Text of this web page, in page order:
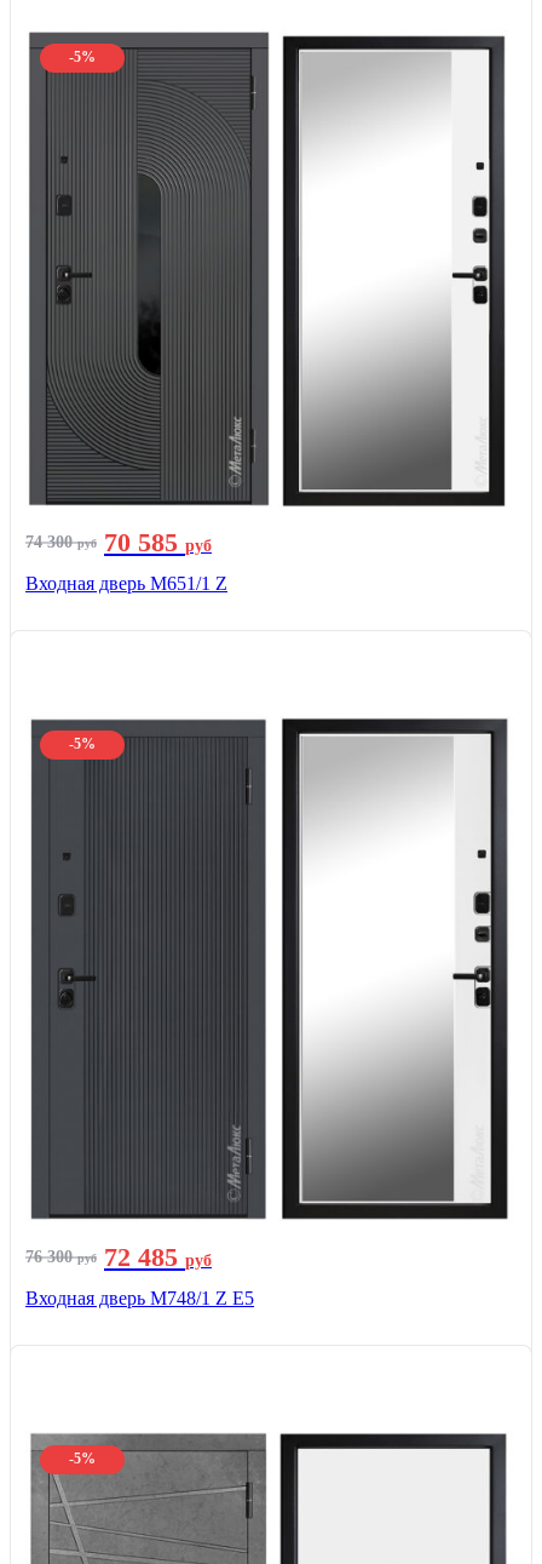
-5%
74 300руб 70 585 руб
Входная дверь М651/1 Z
-5%
76 300руб 72 485 руб
Входная дверь М748/1 Z Е5
-5%